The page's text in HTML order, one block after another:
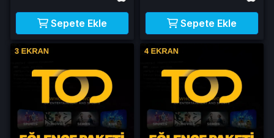
Sepete Ekle Sepete Ekle